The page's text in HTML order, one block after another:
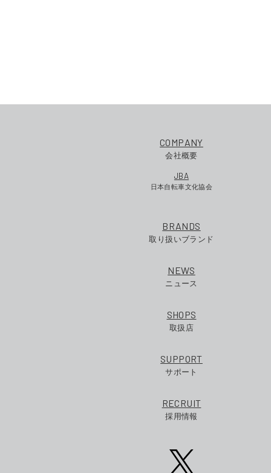
COMPANY
会社概要
JBA
日本自転車文化協会
BRANDS
取り扱いブランド
NEWS
ニュース
SHOPS
取扱店
SUPPORT
サポート
RECRUIT
採用情報